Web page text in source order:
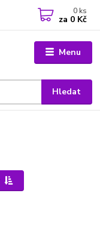
Menu
Hledat
0 ks
za 0 Kč